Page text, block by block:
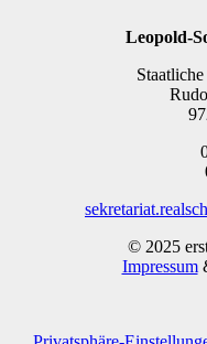
Leopold-
© 2025
Impressum